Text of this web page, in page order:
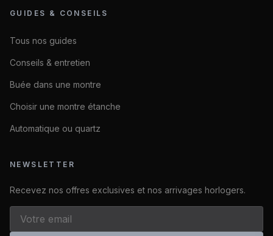
GUIDES & CONSEILS
Tous nos guides
Conseils & entretien
Buée dans une montre
Choisir une montre étanche
Automatique ou quartz
NEWSLETTER
Recevez nos offres exclusives et nos arrivages horlogers.